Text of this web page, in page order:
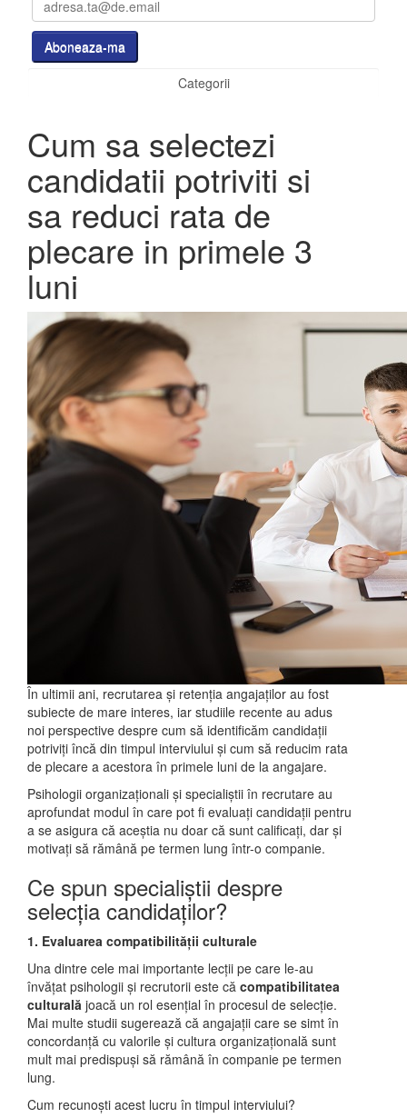
Categorii
Cum sa selectezi
candidatii potriviti si
sa reduci rata de
plecare in primele 3
luni
În ultimii ani, recrutarea și retenția angajaților au fost
subiecte de mare interes, iar studiile recente au adus
noi perspective despre cum să identificăm candidații
potriviți încă din timpul interviului și cum să reducim rata
de plecare a acestora în primele luni de la angajare.
Psihologii organizaționali și specialiștii în recrutare au
aprofundat modul în care pot fi evaluați candidații pentru
a se asigura că aceștia nu doar că sunt calificați, dar și
motivați să rămână pe termen lung într-o companie.
Ce spun specialiștii despre
selecția candidaților?
1. Evaluarea compatibilității culturale
Una dintre cele mai importante lecții pe care le-au
învățat psihologii și recrutorii este că compatibilitatea
culturală joacă un rol esențial în procesul de selecție.
Mai multe studii sugerează că angajații care se simt în
concordanță cu valorile și cultura organizațională sunt
mult mai predispuși să rămână în companie pe termen
lung.
Cum recunoști acest lucru în timpul interviului?